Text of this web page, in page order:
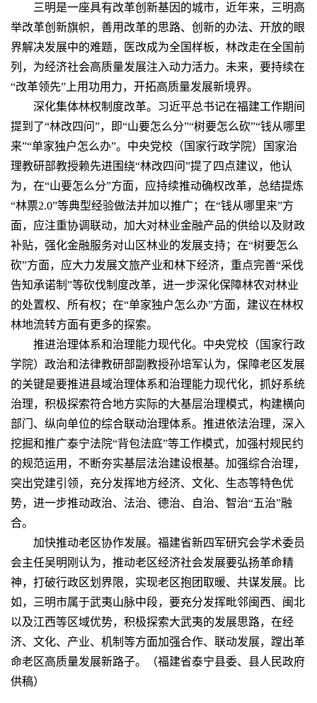
三明是一座具有改革创新基因的城市，近年来，三明高
举改革创新旗帜，善用改革的思路、创新的办法、开放的眼
界解决发展中的难题，医改成为全国样板，林改走在全国前
列，为经济社会高质量发展注入动力活力。未来，要持续在
“改革领先”上用功用力，开拓高质量发展新境界。
深化集体林权制度改革。习近平总书记在福建工作期间
提到了“林改四问”，即“山要怎么分”“树要怎么砍”“钱从哪里
来”“单家独户怎么办”。中央党校（国家行政学院）国家治
理教研部教授赖先进围绕“林改四问”提了四点建议，他认
为，在“山要怎么分”方面，应持续推动确权改革，总结提炼
“林票2.0”等典型经验做法并加以推广；在“钱从哪里来”方
面，应注重协调联动，加大对林业金融产品的供给以及财政
补贴，强化金融服务对山区林业的发展支持；在“树要怎么
砍”方面，应大力发展文旅产业和林下经济，重点完善“采伐
告知承诺制”等砍伐制度改革，进一步深化保障林农对林业
的处置权、所有权；在“单家独户怎么办”方面，建议在林权
林地流转方面有更多的探索。
推进治理体系和治理能力现代化。中央党校（国家行政
学院）政治和法律教研部副教授孙培军认为，保障老区发展
的关键是要推进县域治理体系和治理能力现代化，抓好系统
治理，积极探索符合地方实际的大基层治理模式，构建横向
部门、纵向单位的综合联动治理体系。推进依法治理，深入
挖掘和推广泰宁法院“背包法庭”等工作模式，加强村规民约
的规范运用，不断夯实基层法治建设根基。加强综合治理，
突出党建引领，充分发挥地方经济、文化、生态等特色优
势，进一步推动政治、法治、德治、自治、智治“五治”融
合。
加快推动老区协作发展。福建省新四军研究会学术委员
会主任吴明刚认为，推动老区经济社会发展要弘扬革命精
神，打破行政区划界限，实现老区抱团取暖、共谋发展。比
如，三明市属于武夷山脉中段，要充分发挥毗邻闽西、闽北
以及江西等区域优势，积极探索大武夷的发展思路，在经
济、文化、产业、机制等方面加强合作、联动发展，蹚出革
命老区高质量发展新路子。（福建省泰宁县委、县人民政府
供稿）